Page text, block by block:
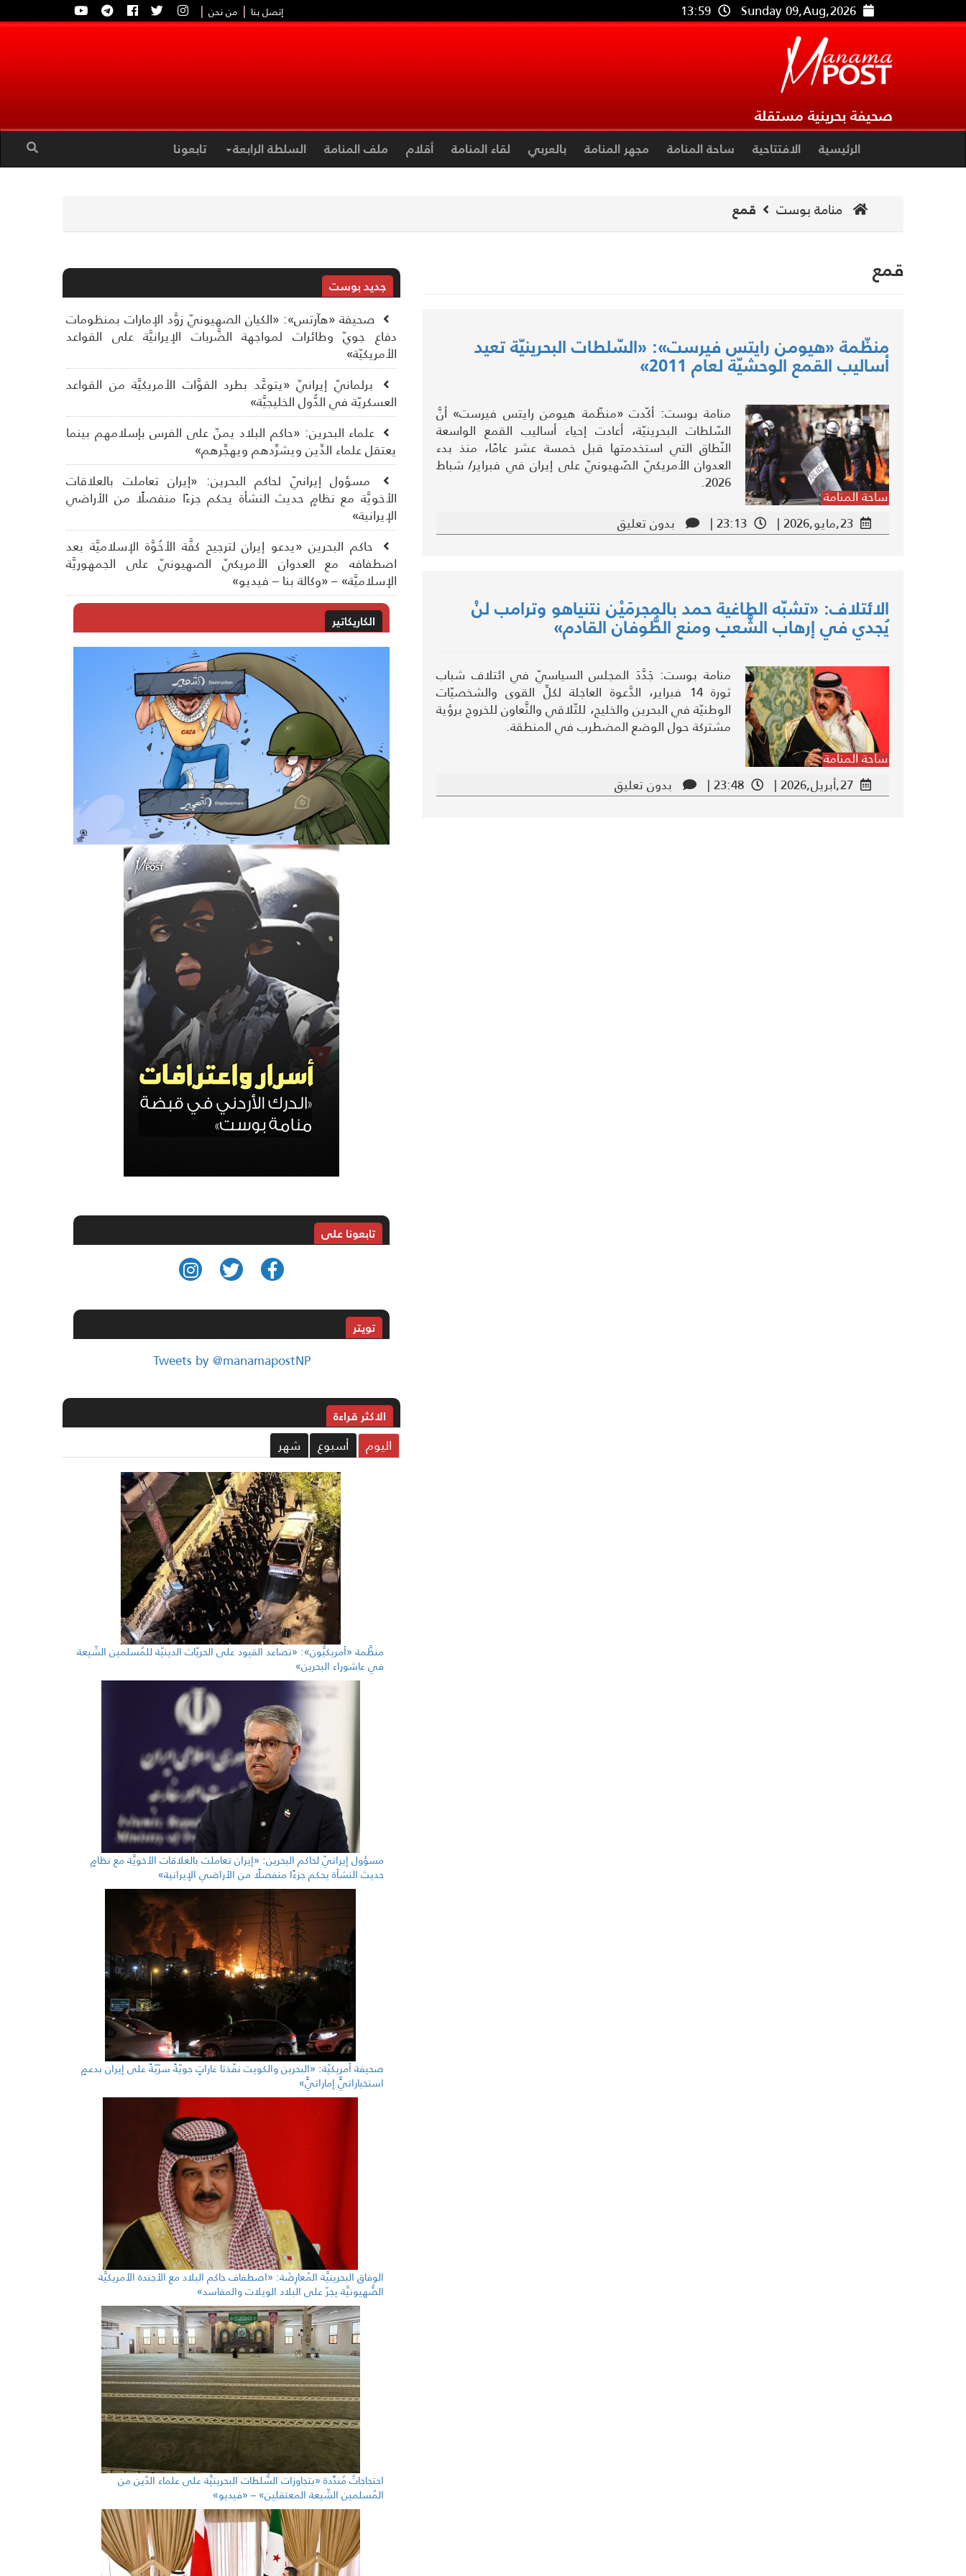
Sunday 09,Aug,2026
13:59 إتصل بنا | من نحن |
صحيفة بحرينية مستقلة
الرئيسية الافتتاحية ساحة المنامة مجهر المنامة بالعربي لقاء المنامة أقلام ملف المنامة السلطة الرابعة تابعونا
منامة بوست قمع
قمع
منظّمة «هيومن رايتس فيرست»: «السّلطات البحرينيّة تعيد
أساليب القمع الوحشيّة لعام 2011»
ساحة المنامة
منامة بوست: أكّدت «منظّمة هيومن رايتس فيرست» أنَّ
السّلطات البحرينيّة، أعادت إحياء أساليب القمع الواسعة
النّطاق التي استخدمتها قبل خمسة عشر عامًا، منذ بدء
العدوان الأمريكيّ الصّهيونيّ على إيران في فبراير/ شباط
2026.
23,مايو,2026 | 23:13 | بدون تعليق
الائتلاف: «تشبّه الطاغية حمد بالمجرمَيْن نتنياهو وترامب لنْ
يُجدي في إرهاب الشَّعبِ ومنع الطُّوفان القادم»
ساحة المنامة
منامة بوست: جَدَّدَ المجلس السياسيّ في ائتلاف شباب
ثورة 14 فبراير، الدَّعوة العاجلة لكلِّ القوى والشخصيّات
الوطنيّة في البحرين والخليج، للتّلاقي والتَّعاون للخروج برؤية
مشتركة حول الوضع المضطرب في المنطقة.
27,أبريل,2026 | 23:48 | بدون تعليق
جديد بوست
صحيفة «هآرتس»: «الكيان الصهيونيّ زوَّد الإمارات بمنظومات
دفاع جويّ وطائرات لمواجهة الضَّربات الإيرانيَّة على القواعد
الأمريكيّة»
برلمانيّ إيرانيّ «يتوعَّد بطرد القوَّات الأمريكيَّة من القواعد
العسكريّة في الدُّول الخليجيَّة»
علماء البحرين: «حاكم البلاد يمنّ على الفرس بإسلامهم بينما
يعتقل علماء الدِّين ويشرِّدهم ويهجِّرهم»
مسؤول إيرانيّ لحاكم البحرين: «إيران تعاملت بالعلاقات
الأخويَّة مع نظامٍ حديث النشأة يحكم جزءًا منفصلًا من الأراضي
الإيرانية»
حاكم البحرين «يدعو إيران لترجيح كفَّة الأخُوَّة الإسلاميَّة بعد
اصطفافه مع العدوان الأمريكيّ الصهيونيّ على الجمهوريَّة
الإسلاميَّة» – «وكالة بنا – فيديو»
الكاريكاتير
تابعونا على
تويتر
Tweets by @manamapostNP
الاکثر قراءة
اليوم
أسبوع شهر
منظَّمة «أمريكيُّون»: «تصاعد القيود على الحريّات الدينيّة للمُسلمين الشّيعة
في عاشوراء البحرين»
مسؤول إيرانيّ لحاكم البحرين: «إيران تعاملت بالعلاقات الأخويَّة مع نظامٍ
حديث النشأة يحكم جزءًا منفصلًا من الأراضي الإيرانية»
صحيفة أمريكيّة: «البحرين والكويت نفّذتا غاراتٍ جويّةً سرّيّةً على إيران بدعمٍ
استخباراتيٍّ إماراتيٍّ»
الوفاق البحرينيَّة المُعارِضَة: «اصطفاف حاكم البلاد مع الأجندة الأمريكيَّة
الصُّهيونيَّة يجرّ على البلاد الويلات والمفاسد»
احتجاجاتٌ مُندِّدة «بتجاوزات السُّلطات البحرينيَّة على علماء الدّين من
المُسلمين الشّيعة المعتقلين» – «فيديو»